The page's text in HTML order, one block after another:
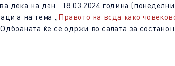
дека на ден 18.03.2024 година
на тема „Правото на вода како
ќе се одржи во салата за